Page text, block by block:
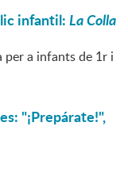
infantil:La Colla
per a infants de 1r i
"¡Prepárate!",